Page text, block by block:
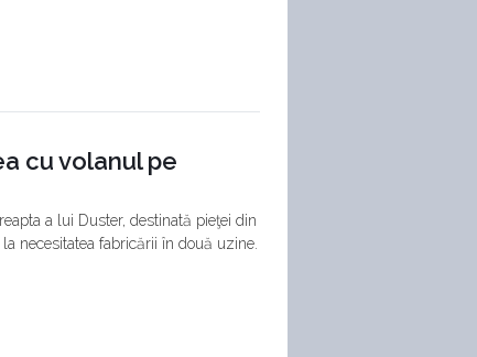
cu volanul pe
a lui Duster, destinată pieţei din
necesitatea fabricării în două uzine.